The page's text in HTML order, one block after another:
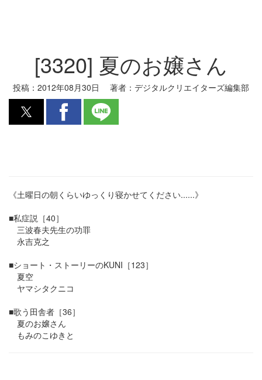
[3320] 夏のお嬢さん
投稿： 2012年08月30日 著者： デジタルクリエイターズ編集部
《土曜日の朝くらいゆっくり寝かせてください......》
■私症説［40］
三波春夫先生の功罪
永吉克之
■ショート・ストーリーのKUNI［123］
夏空
ヤマシタクニコ
■歌う田舎者［36］
夏のお嬢さん
もみのこゆきと